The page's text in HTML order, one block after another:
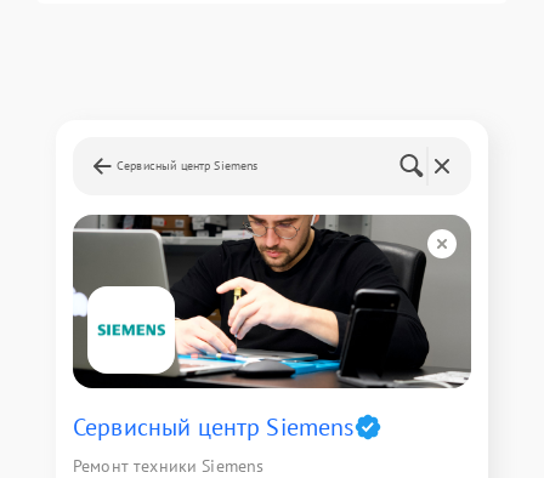
Сервисный центр Siemens
Сервисный центр Siemens
Ремонт техники Siemens